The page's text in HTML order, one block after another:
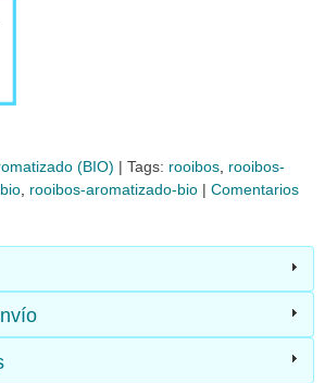
(BIO) | Tags: rooibos rooibos-
rooibos-aromatizado-bio | Comentarios